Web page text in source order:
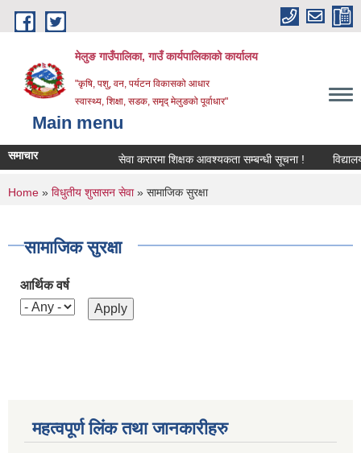
Skip to main content
मेलुङ गाउँपालिका, गाउँ कार्यपालिकाको कार्यालय
"कृषि, पशु, वन, पर्यटन विकासको आधार
स्वास्थ्य, शिक्षा, सडक, समृद् मेलुङको पूर्वाधार"
Main menu
समाचार सेवा करारमा शिक्षक आवश्‍यकता सम्बन्धी सूचना !
You are here
Home » विधुतीय शुसासन सेवा» सामाजिक सुरक्षा
सामाजिक सुरक्षा
आर्थिक वर्ष
महत्वपूर्ण लिंक तथा जानकारीहरु